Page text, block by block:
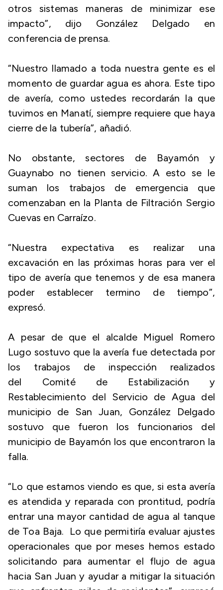
otros sistemas maneras de minimizar ese
impacto”, dijo González Delgado en
conferencia de prensa.
“Nuestro llamado a toda nuestra gente es el
momento de guardar agua es ahora. Este tipo
de avería, como ustedes recordarán la que
tuvimos en Manatí, siempre requiere que haya
cierre de la tubería”, añadió.
No obstante, sectores de Bayamón y
Guaynabo no tienen servicio. A esto se le
suman los trabajos de emergencia que
comenzaban en la Planta de Filtración Sergio
Cuevas en Carraízo.
“Nuestra expectativa es realizar una
excavación en las próximas horas para ver el
tipo de avería que tenemos y de esa manera
poder establecer termino de tiempo”,
expresó.
A pesar de que el alcalde Miguel Romero
Lugo sostuvo que la avería fue detectada por
los trabajos de inspección realizados
del Comité de Estabilización y
Restablecimiento del Servicio de Agua del
municipio de San Juan, González Delgado
sostuvo que fueron los funcionarios del
municipio de Bayamón los que encontraron la
falla.
“Lo que estamos viendo es que, si esta avería
es atendida y reparada con prontitud, podría
entrar una mayor cantidad de agua al tanque
de Toa Baja. Lo que permitiría evaluar ajustes
operacionales que por meses hemos estado
solicitando para aumentar el flujo de agua
hacia San Juan y ayudar a mitigar la situación